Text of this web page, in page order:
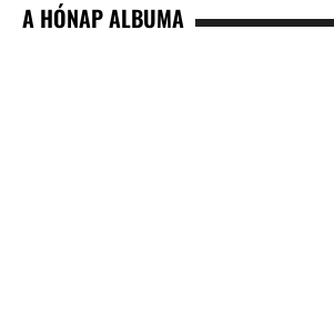
A HÓNAP ALBUMA